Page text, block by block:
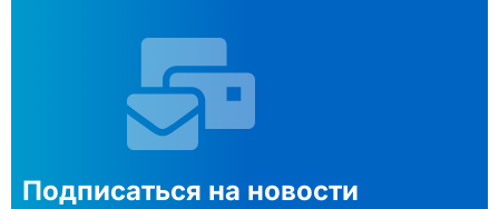
Подписаться на новости